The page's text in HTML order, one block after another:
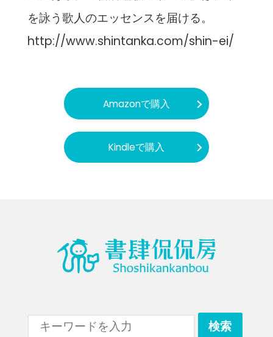
を詠う歌人のエッセンスを届ける。
http://www.shintanka.com/shin-ei/
Amazonで購入
Kindleで購入